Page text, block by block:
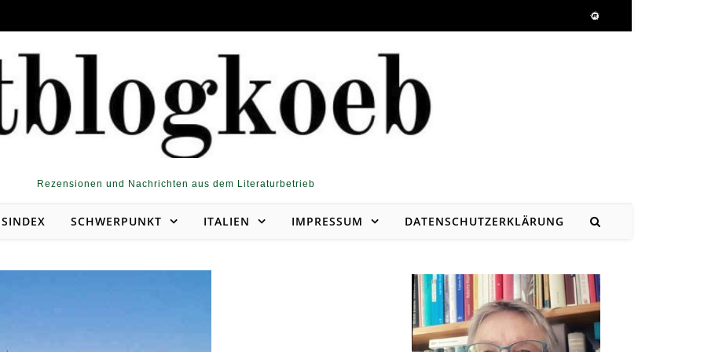
Rezensionen und Nachrichten aus dem Literaturbetrieb
SCHWERPUNKT ITALIEN IMPRESSUM DATENSCHUTZERKLÄRUNG